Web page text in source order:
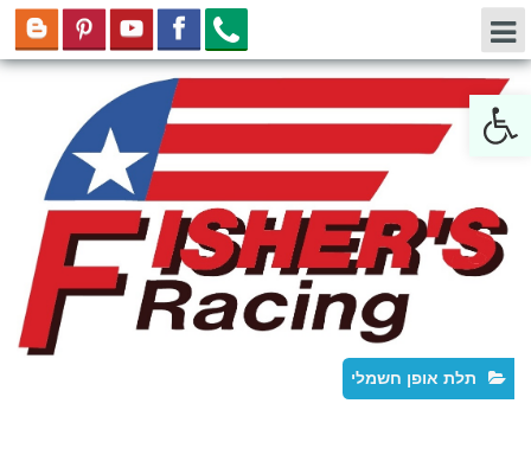
תלת אופן חשמלי